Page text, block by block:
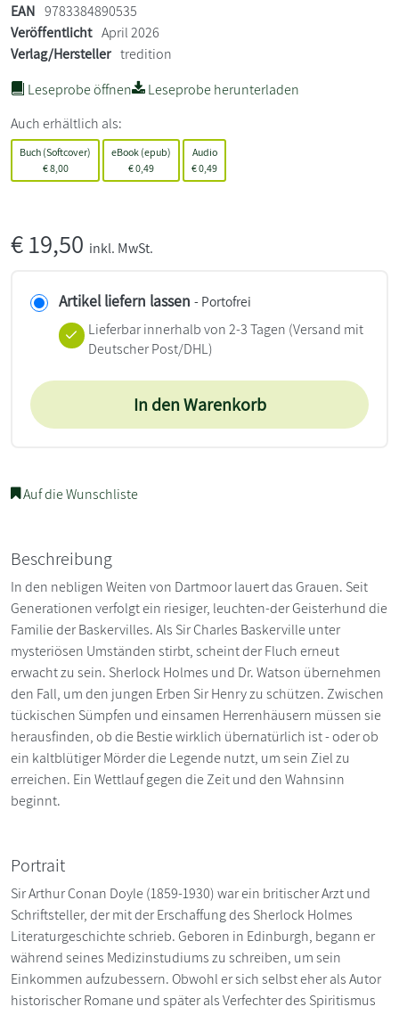
EAN 9783384890535
Veröffentlicht April 2026
Verlag/Hersteller tredition
Leseprobe öffnen
Leseprobe herunterladen
Auch erhältlich als:
Buch (Softcover)
€8,00
eBook (epub)
€0,49
Audio
€0,49
€19,50 inkl. MwSt.
Artikel liefern lassen - Portofrei
Lieferbar innerhalb von 2-3 Tagen (Versand mit
Deutscher Post/DHL)
In den Warenkorb
Auf die Wunschliste
Beschreibung
In den nebligen Weiten von Dartmoor lauert das Grauen. Seit
Generationen verfolgt ein riesiger, leuchten-der Geisterhund die
Familie der Baskervilles. Als Sir Charles Baskerville unter
mysteriösen Umständen stirbt, scheint der Fluch erneut
erwacht zu sein. Sherlock Holmes und Dr. Watson übernehmen
den Fall, um den jungen Erben Sir Henry zu schützen. Zwischen
tückischen Sümpfen und einsamen Herrenhäusern müssen sie
herausfinden, ob die Bestie wirklich übernatürlich ist - oder ob
ein kaltblütiger Mörder die Legende nutzt, um sein Ziel zu
erreichen. Ein Wettlauf gegen die Zeit und den Wahnsinn
beginnt.
Portrait
Sir Arthur Conan Doyle (1859-1930) war ein britischer Arzt und
Schriftsteller, der mit der Erschaffung des Sherlock Holmes
Literaturgeschichte schrieb. Geboren in Edinburgh, begann er
während seines Medizinstudiums zu schreiben, um sein
Einkommen aufzubessern. Obwohl er sich selbst eher als Autor
historischer Romane und später als Verfechter des Spiritismus